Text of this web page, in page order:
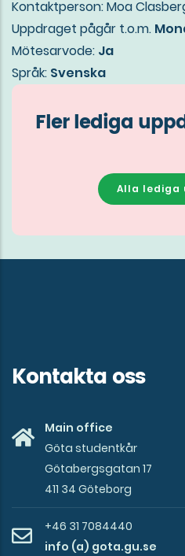
Kontaktperson:Moa
Uppdraget pågår t.o.m.
Mötesarvode: Ja
Språk: Svenska
Fler lediga
Alla lediga
Kontakta oss
Main office
Göta studentkår
Götabergsgatan 17
411 34 Göteborg
+46 31 7084440
info (a) gota.gu.se